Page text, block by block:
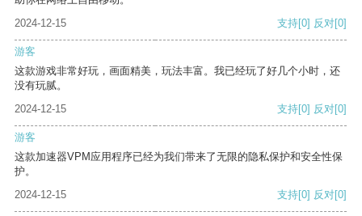
2024-12-15
支持[0] 反对[0]
游客
这款游戏非常好玩，画面精美，玩法丰富。我已经玩了好几个小时，还
没有玩腻。
2024-12-15
支持[0] 反对[0]
游客
这款加速器VPM应用程序已经为我们带来了无限的隐私保护和安全性保
护。
2024-12-15
支持[0] 反对[0]